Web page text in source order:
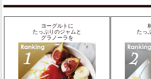
ヨーグルトに
たっぷりのジャムと
グラノーラを
たっ